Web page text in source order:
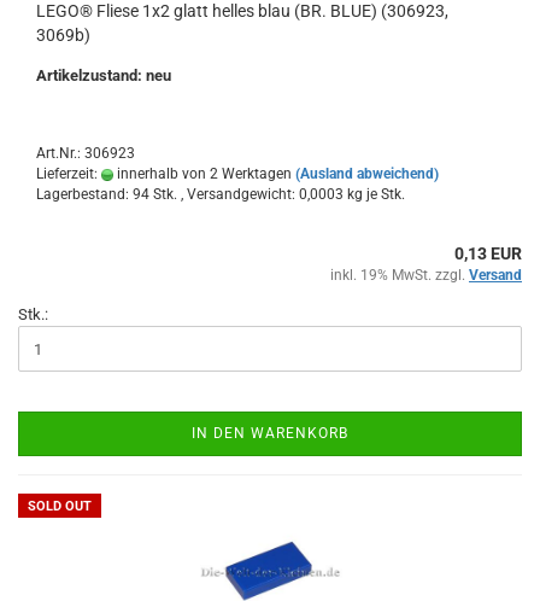
LEGO® Fliese 1x2 glatt helles blau (BR. BLUE) (306923,
3069b)
Artikelzustand: neu
Art.Nr.: 306923
Lieferzeit:
innerhalb von 2 Werktagen (Ausland abweichend)
Lagerbestand: 94 Stk. , Versandgewicht: 0,0003 kg je Stk.
0,13 EUR
inkl. 19% MwSt. zzgl. Versand
Stk.:
IN DEN WARENKORB
SOLD OUT